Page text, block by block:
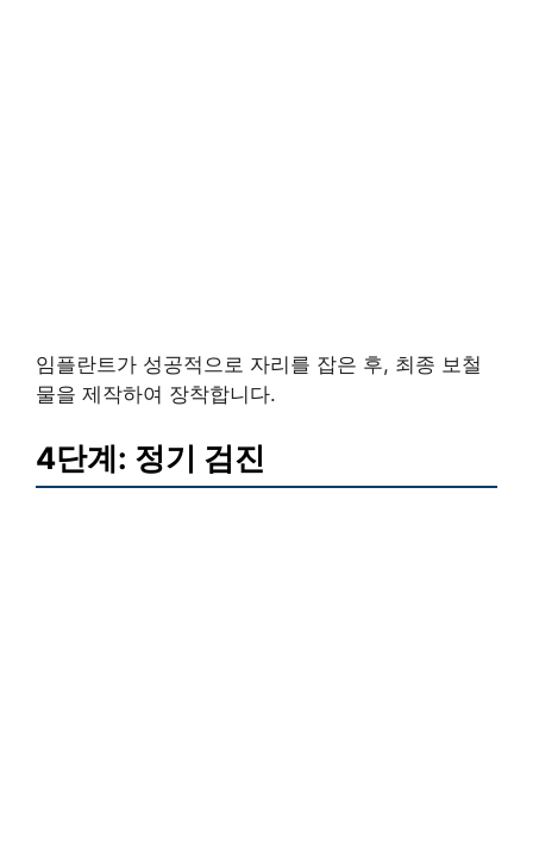
임플란트가 성공적으로 자리를 잡은 후, 최종 보철
물을 제작하여 장착합니다.
4단계: 정기 검진